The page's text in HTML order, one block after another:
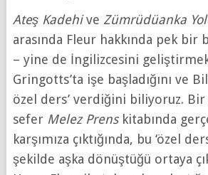
Ateş Kadehive Zümrüdüanka
arasında Fleur hakkında pek bir
– yine de İngilizcesini
Gringotts’ta işe başladığını ve
özel ders’ verdiğini biliyoruz.
sefer Melez Prens kitabında
karşımıza çıktığında, bu ‘özel
şekilde aşka dönüştüğü ortaya